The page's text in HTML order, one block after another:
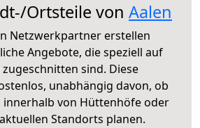
Ortsteile von Aalen
Netzwerkpartner erstellen
Angebote, die speziell auf
sind. Diese
unabhängig davon, ob
innerhalb von Hüttenhöfe oder
Standorts planen.